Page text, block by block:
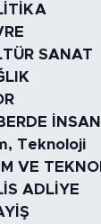
SANAT
İNSAN
Teknoloji
VE
ADLİYE